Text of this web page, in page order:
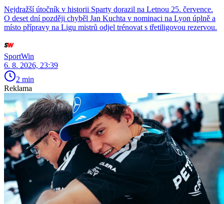
Nejdražší útočník v historii Sparty dorazil na Letnou 25. července.
O deset dní později chyběl Jan Kuchta v nominaci na Lyon úplně a
místo přípravy na Ligu mistrů odjel trénovat s třetiligovou rezervou.
SportWin
6. 8. 2026, 23:39
2 min
Reklama